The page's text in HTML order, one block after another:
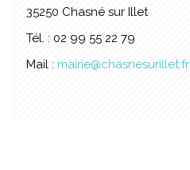
35250 Chasné sur Illet
Tél. : 02 99 55 22 79
Mail : mairie@chasnesurillet.fr